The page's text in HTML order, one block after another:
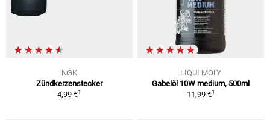
NGK
Zündkerzenstecker
4,99 €1
LIQUI MOLY
Gabelöl 10W medium, 500ml
11,99 €1